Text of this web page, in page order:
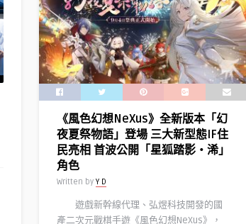
《風色幻想NeXus》全新版本「幻
夜夏祭物語」登場 三大新型態IF住
民亮相 首波公開「星狐踏影‧浠」
角色
Written by Y D
遊戲新幹線代理、弘煜科技開發的國
產二次元戰棋手遊《風色幻想NeXus》，